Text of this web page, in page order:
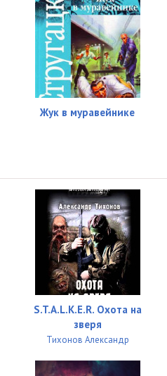
Жук в муравейнике
S.T.A.L.K.E.R. Охота на
зверя
Тихонов Александр